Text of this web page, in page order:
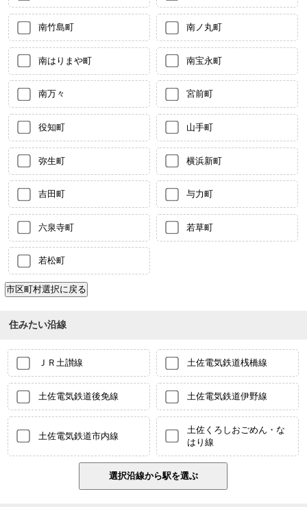
南竹島町 南ノ丸町
南はりまや町 南宝永町
南万々 宮前町
役知町 山手町
弥生町 横浜新町
吉田町 与力町
六泉寺町 若草町
若松町
住みたい沿線
ＪＲ土讃線 土佐電気鉄道桟橋線
土佐電気鉄道後免線 土佐電気鉄道伊野線
土佐電気鉄道市内線
土佐くろしおごめん・な
はり線